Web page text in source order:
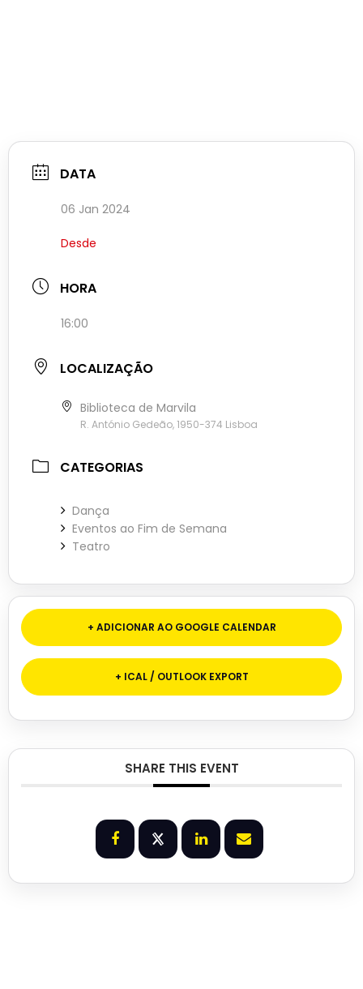
DATA
06 Jan 2024
Desde
HORA
16:00
LOCALIZAÇÃO
Biblioteca de Marvila
R. António Gedeão, 1950-374 Lisboa
CATEGORIAS
Dança
Eventos ao Fim de Semana
Teatro
+ ADICIONAR AO GOOGLE CALENDAR
+ ICAL / OUTLOOK EXPORT
SHARE THIS EVENT